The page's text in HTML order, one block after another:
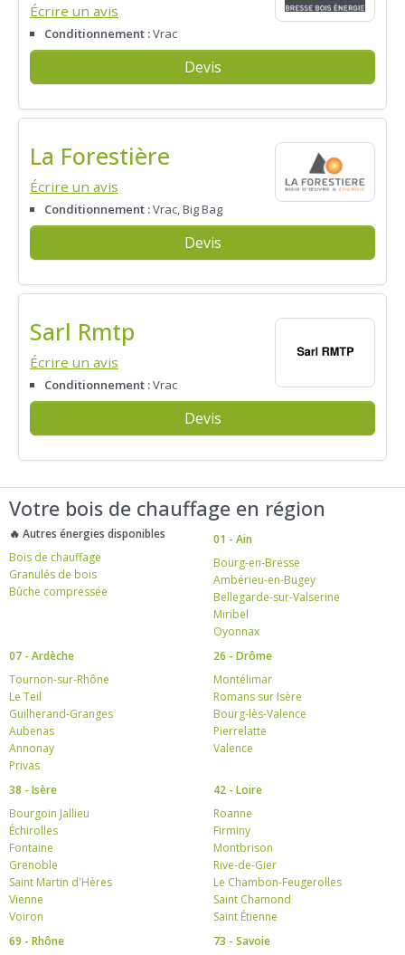
Écrire un avis
Conditionnement :Vrac
Devis
La Forestière
Écrire un avis
Conditionnement :Vrac, Big Bag
Devis
Sarl Rmtp
Écrire un avis
Conditionnement :Vrac
Devis
Votre bois de chauffage en région
🔥 Autres énergies disponibles
Bois de chauffage
Granulés de bois
Bûche compressée
01 - Ain
Bourg-en-Bresse
Ambérieu-en-Bugey
Bellegarde-sur-Valserine
Miribel
Oyonnax
07 - Ardèche
Tournon-sur-Rhône
Le Teil
Guilherand-Granges
Aubenas
Annonay
Privas
26 - Drôme
Montélimar
Romans sur Isère
Bourg-lès-Valence
Pierrelatte
Valence
38 - Isère
Bourgoin Jallieu
Échirolles
Fontaine
Grenoble
Saint Martin d'Hères
Vienne
Voiron
42 - Loire
Roanne
Firminy
Montbrison
Rive-de-Gier
Le Chambon-Feugerolles
Saint Chamond
Saint Étienne
69 - Rhône
73 - Savoie